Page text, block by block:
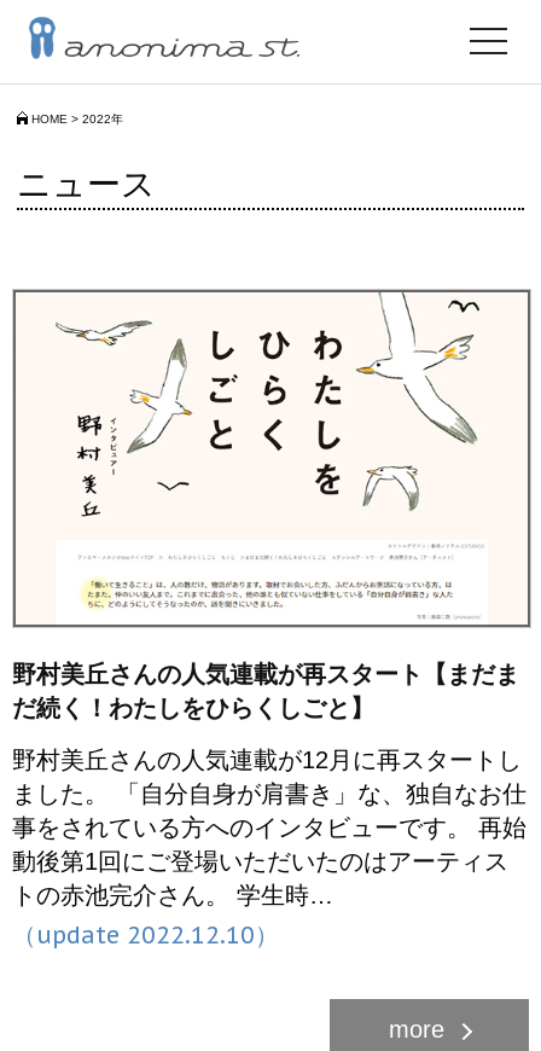
HOME > 2022年
toggle
ニュース
野村美丘さんの人気連載が再スタート【まだま
だ続く！わたしをひらくしごと】
野村美丘さんの人気連載が12月に再スタートし
ました。 「自分自身が肩書き」な、独自なお仕
事をされている方へのインタビューです。 再始
動後第1回にご登場いただいたのはアーティス
トの赤池完介さん。 学生時…
（update 2022.12.10）